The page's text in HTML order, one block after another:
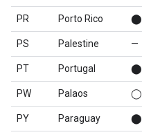
PR Porto Rico ⬤
PS Palestine —
PT Portugal ⬤
PW Palaos ◯
PY Paraguay ⬤